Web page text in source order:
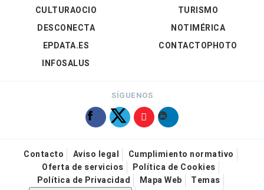
CULTURAOCIO
DESCONECTA
EPDATA.ES
INFOSALUS
TURISMO
NOTIMÉRICA
CONTACTOPHOTO
SÍGUENOS
Contacto Aviso legal
Cumplimiento normativo
Oferta de servicios
Política de Cookies
Política de Privacidad
Mapa Web
Temas